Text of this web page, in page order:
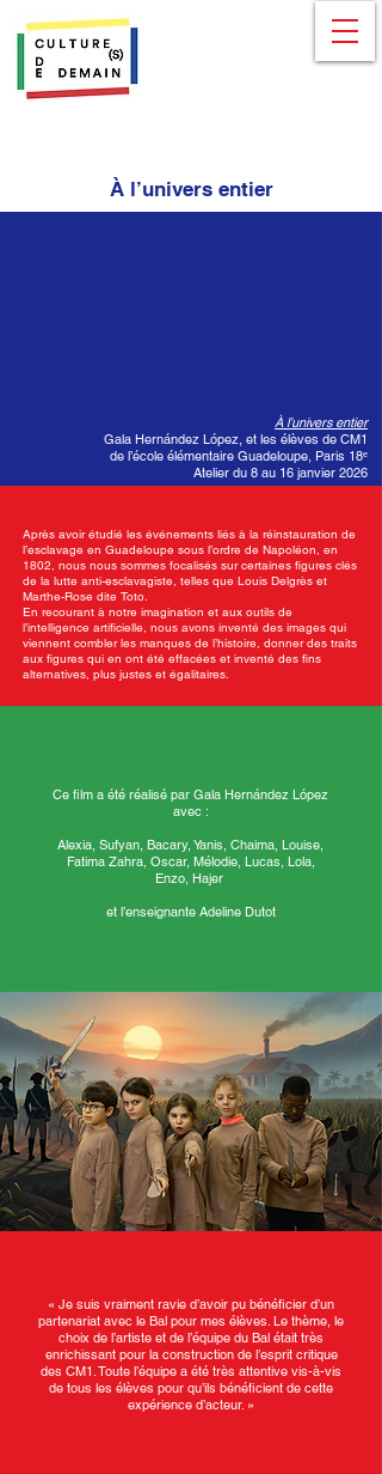
À l’univers entier
À l’univers entier
Gala Hernández López, et les élèves de CM1
de l’école élémentaire Guadeloupe, Paris 18ᵉ
Atelier du 8 au 16 janvier 2026
Après avoir étudié les événements liés à la réinstauration de
l’esclavage en Guadeloupe sous l’ordre de Napoléon, en
1802, nous nous sommes focalisés sur certaines figures clés
de la lutte anti-esclavagiste, telles que Louis Delgrès et
Marthe-Rose dite Toto.
En recourant à notre imagination et aux outils de
l’intelligence artificielle, nous avons inventé des images qui
viennent combler les manques de l’histoire, donner des traits
aux figures qui en ont été effacées et inventé des fins
alternatives, plus justes et égalitaires.
Ce film a été réalisé par Gala Hernández López
avec :
Alexia, Sufyan, Bacary, Yanis, Chaima, Louise,
Fatima Zahra, Oscar, Mélodie, Lucas, Lola,
Enzo, Hajer
et l’enseignante Adeline Dutot
« Je suis vraiment ravie d’avoir pu bénéficier d’un
partenariat avec le Bal pour mes élèves. Le thème, le
choix de l’artiste et de l’équipe du Bal était très
enrichissant pour la construction de l’esprit critique
des CM1. Toute l’équipe a été très attentive vis-à-vis
de tous les élèves pour qu’ils bénéficient de cette
expérience d’acteur. »